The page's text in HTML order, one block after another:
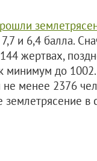
и 6,4 балла.
жертвах,
минимум до 1002.
не менее 2376
в